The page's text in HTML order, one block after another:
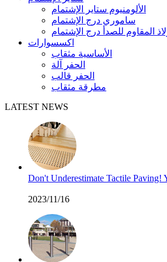
الألومنيوم ستاير الإشتمام
ساموري درج الإشتمام
المقاوم للصدأ درج الإشتمام
اكسسوارات
الأساسية مثقاب
الحفر آلة
الحفر قالب
مطرقة مثقاب
LATEST NEWS
Don't Underestimate Tactile
2023/11/16